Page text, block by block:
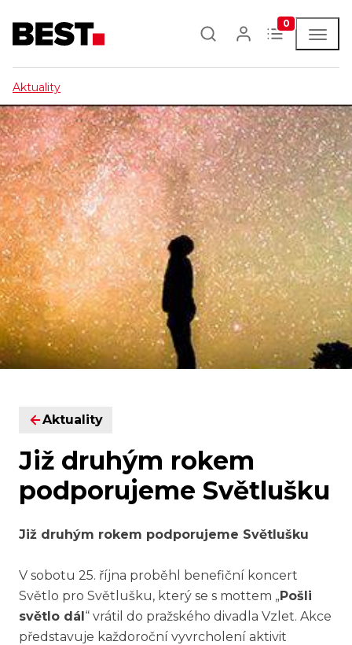
0
Aktuality
Aktuality
Již druhým rokem
podporujeme Světlušku
Již druhým rokem podporujeme Světlušku
V sobotu 25. října proběhl benefiční koncert
Světlo pro Světlušku, který se s mottem „Pošli
světlo dál“ vrátil do pražského divadla Vzlet. Akce
představuje každoroční vyvrcholení aktivit